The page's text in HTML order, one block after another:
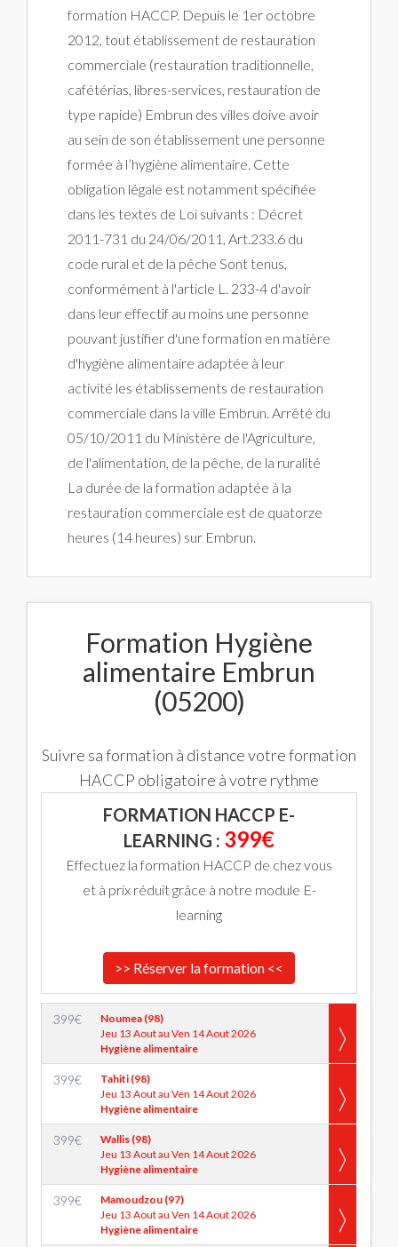
formation HACCP. Depuis le 1er octobre
2012, tout établissement de restauration
commerciale (restauration traditionnelle,
cafétérias, libres-services, restauration de
type rapide) Embrun des villes doive avoir
au sein de son établissement une personne
formée à l’hygiène alimentaire. Cette
obligation légale est notamment spécifiée
dans les textes de Loi suivants : Décret
2011-731 du 24/06/2011, Art.233.6 du
code rural et de la pêche Sont tenus,
conformément à l'article L. 233-4 d'avoir
dans leur effectif au moins une personne
pouvant justifier d'une formation en matière
d'hygiène alimentaire adaptée à leur
activité les établissements de restauration
commerciale dans la ville Embrun. Arrêté du
05/10/2011 du Ministère de l'Agriculture,
de l'alimentation, de la pêche, de la ruralité
La durée de la formation adaptée à la
restauration commerciale est de quatorze
heures (14 heures) sur Embrun.
Formation Hygiène
alimentaire Embrun
(05200)
Suivre sa formation à distance votre formation
HACCP obligatoire à votre rythme
FORMATION HACCP E-
LEARNING : 399€
Effectuez la formation HACCP de chez vous
et à prix réduit grâce à notre module E-
learning
>> Réserver la formation <<
399€
Noumea (98)
Jeu 13 Aout au Ven 14 Aout 2026
Hygiène alimentaire
399€
Tahiti (98)
Jeu 13 Aout au Ven 14 Aout 2026
Hygiène alimentaire
399€
Wallis (98)
Jeu 13 Aout au Ven 14 Aout 2026
Hygiène alimentaire
399€
Mamoudzou (97)
Jeu 13 Aout au Ven 14 Aout 2026
Hygiène alimentaire